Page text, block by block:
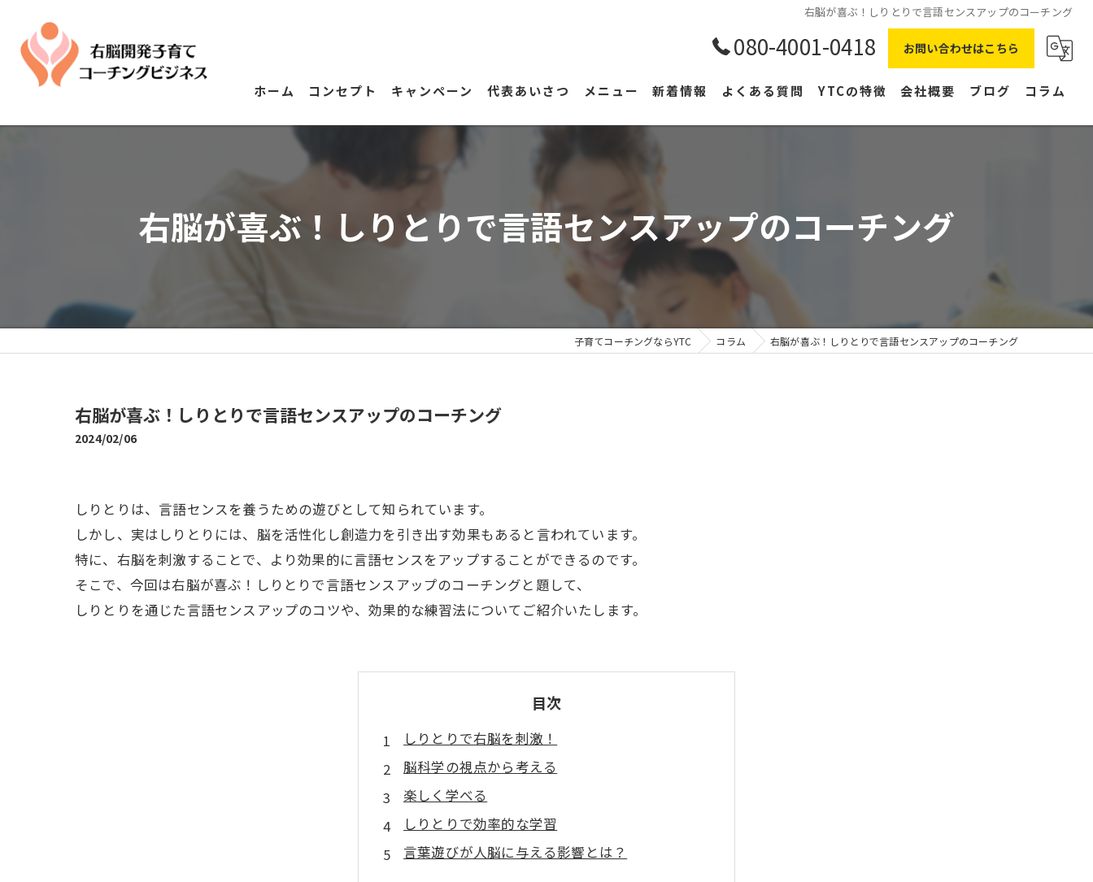
右脳が喜ぶ！しりとりで言語センスアップのコーチング
080-4001-0418 お問い合わせはこちら
ホーム コンセプト キャンペーン 代表あいさつ メニュー 新着情報 よくある質問 YTCの特徴 会社概要 ブログ コラム
右脳が喜ぶ！しりとりで言語センスアップのコーチング
子育てコーチングならYTC コラム 右脳が喜ぶ！しりとりで言語センスアップのコーチング
右脳が喜ぶ！しりとりで言語センスアップのコーチング
2024/02/06
しりとりは、言語センスを養うための遊びとして知られています。
しかし、実はしりとりには、脳を活性化し創造力を引き出す効果もあると言われています。
特に、右脳を刺激することで、より効果的に言語センスをアップすることができるのです。
そこで、今回は右脳が喜ぶ！しりとりで言語センスアップのコーチングと題して、
しりとりを通じた言語センスアップのコツや、効果的な練習法についてご紹介いたします。
目次
しりとりで右脳を刺激！
脳科学の視点から考える
楽しく学べる
しりとりで効率的な学習
言葉遊びが人脳に与える影響とは？